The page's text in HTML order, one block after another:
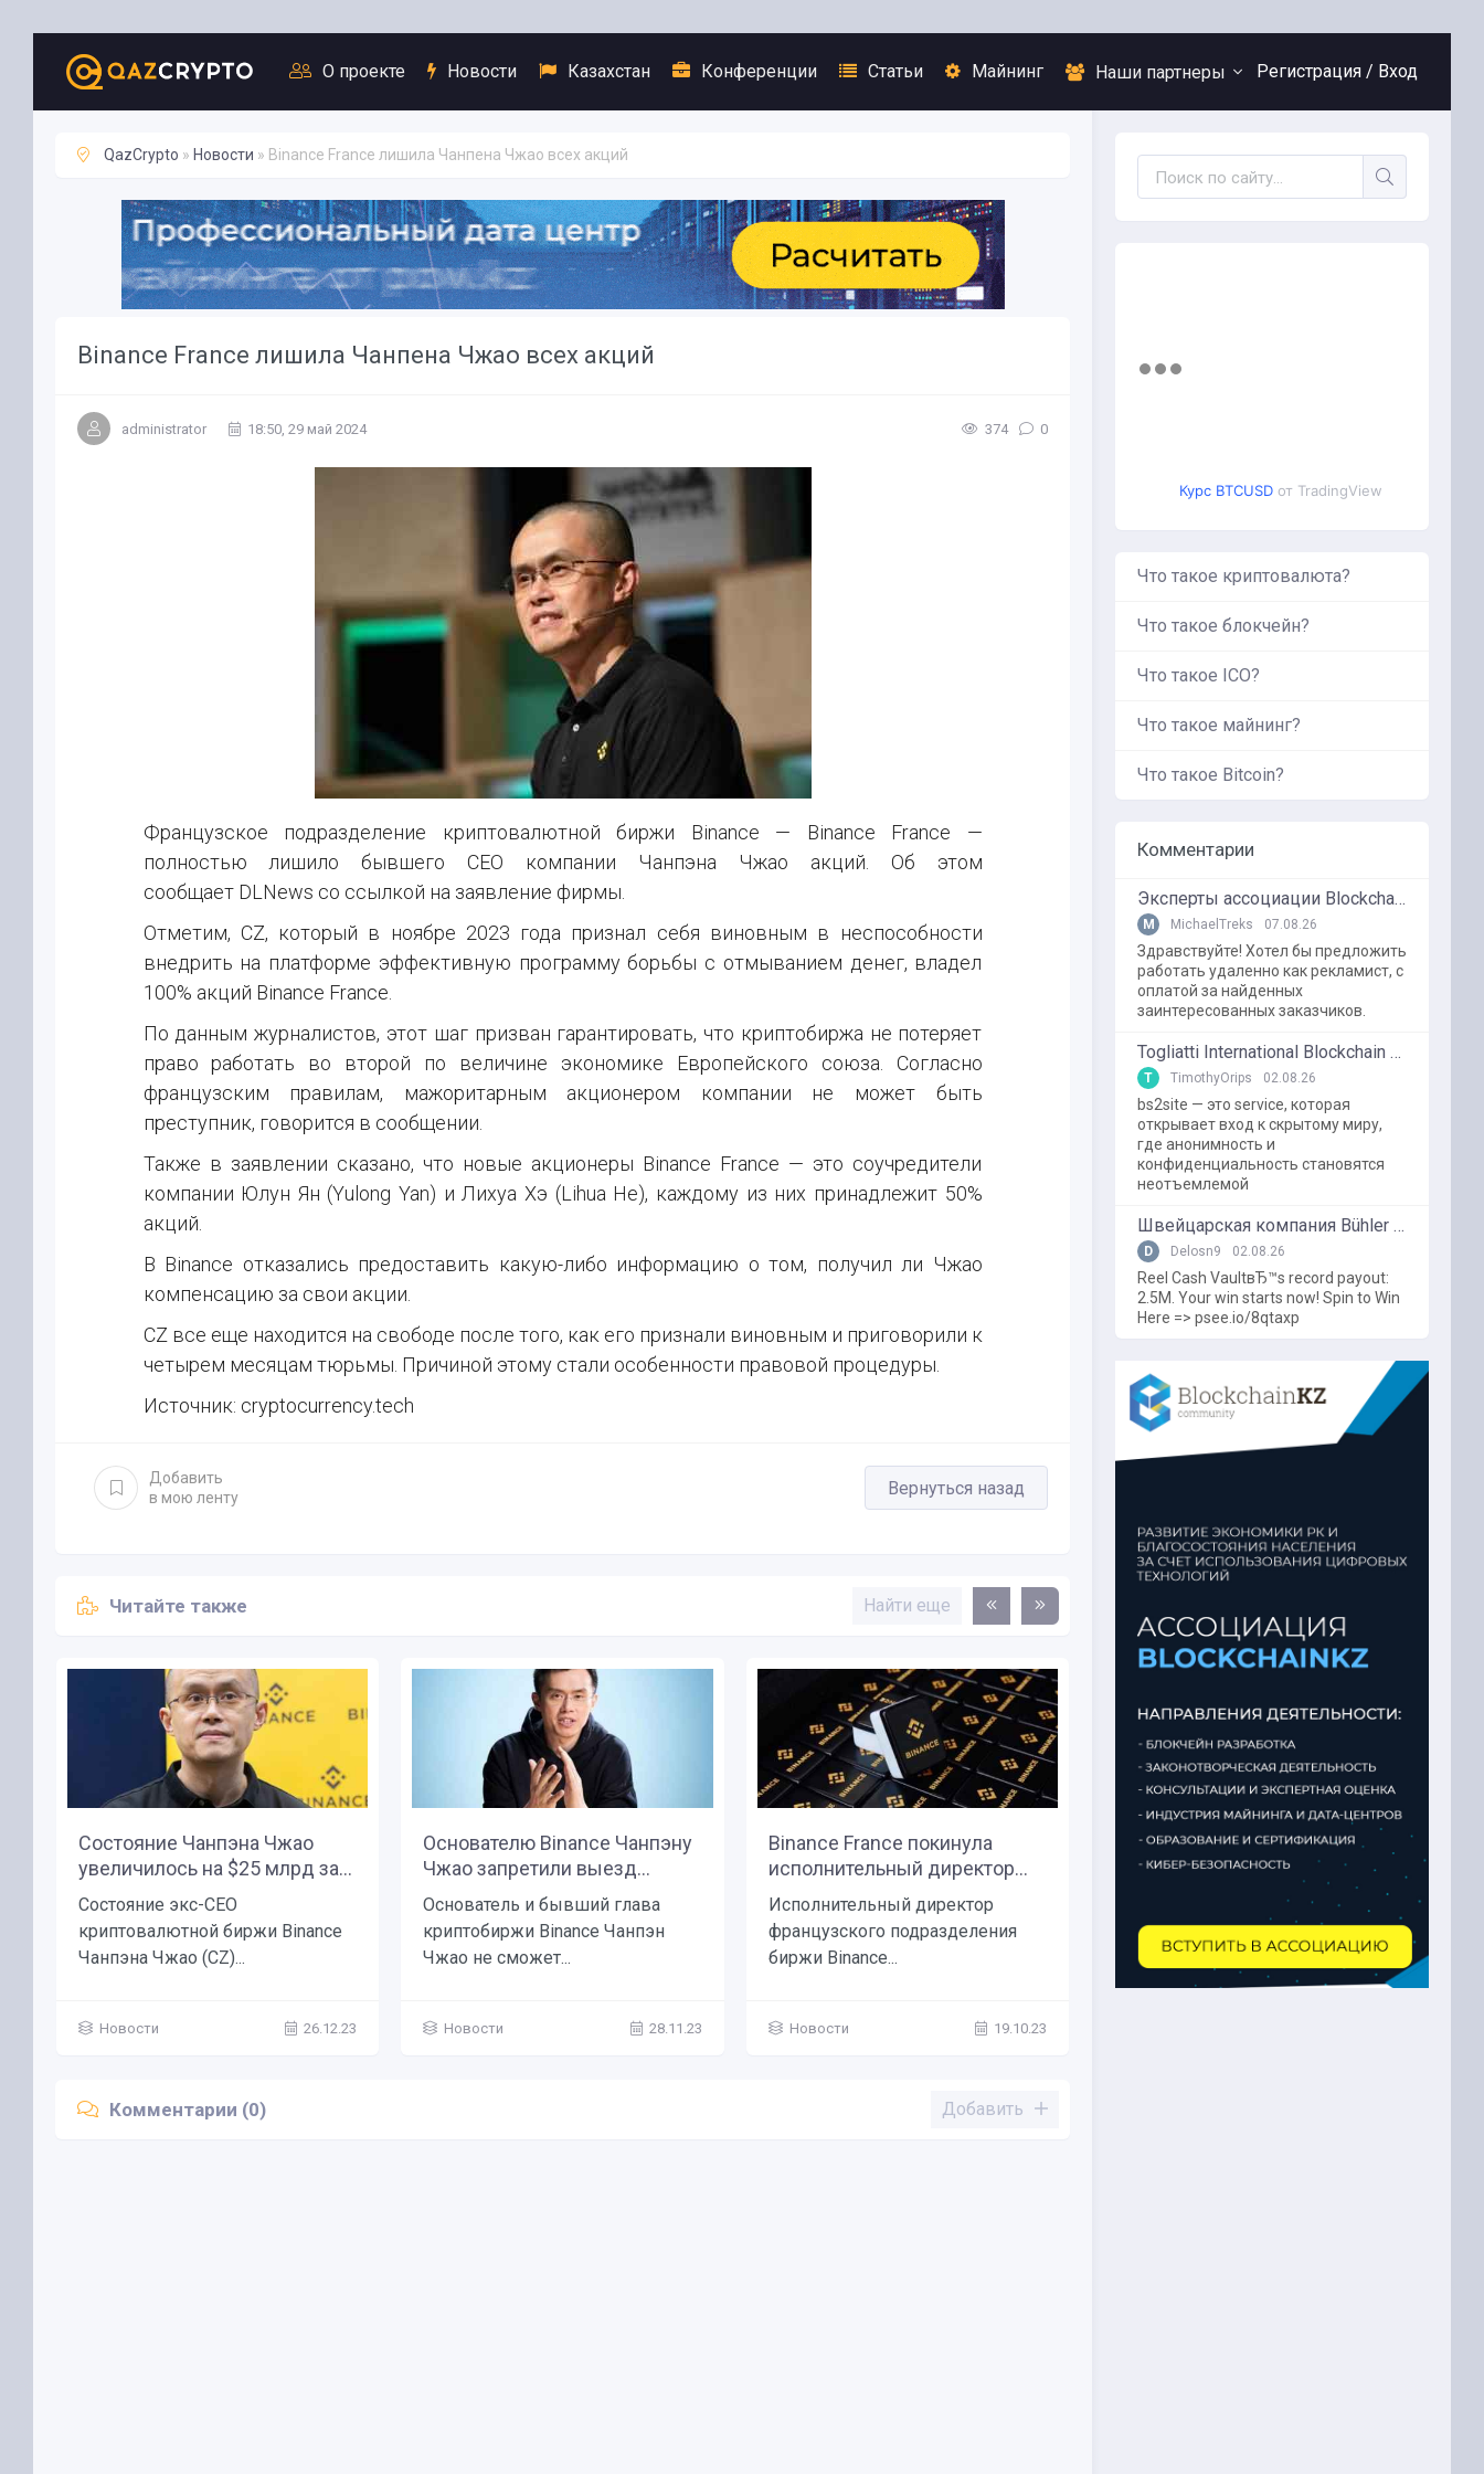
О проекте Новости Казахстан Конференции Статьи Майнинг Наши партнеры Регистрация / Вход
QazCrypto » Новости » Binance France лишила Чанпена Чжао всех акций
Binance France лишила Чанпена Чжао всех акций
Новости
administrator 18:50, 29 май 2024 374 0
Французское подразделение криптовалютной биржи Binance — Binance France —
полностью лишило бывшего CEO компании Чанпэна Чжао акций. Об этом
сообщает DLNews со ссылкой на заявление фирмы.
Отметим, CZ, который в ноябре 2023 года признал себя виновным в неспособности
внедрить на платформе эффективную программу борьбы с отмыванием денег, владел
100% акций Binance France.
По данным журналистов, этот шаг призван гарантировать, что криптобиржа не потеряет
право работать во второй по величине экономике Европейского союза. Согласно
французским правилам, мажоритарным акционером компании не может быть
преступник, говорится в сообщении.
Также в заявлении сказано, что новые акционеры Binance France — это соучредители
компании Юлун Ян (Yulong Yan) и Лихуа Хэ (Lihua He), каждому из них принадлежит 50%
акций.
В Binance отказались предоставить какую-либо информацию о том, получил ли Чжао
компенсацию за свои акции.
CZ все еще находится на свободе после того, как его признали виновным и приговорили к
четырем месяцам тюрьмы. Причиной этому стали особенности правовой процедуры.
Источник: cryptocurrency.tech
Добавить
в мою ленту
Вернуться назад
Читайте также Найти еще
Состояние Чанпэна Чжао
увеличилось на $25 млрд за...
Состояние экс-CEO
криптовалютной биржи Binance
Чанпэна Чжао (CZ)...
Новости 26.12.23
Основателю Binance Чанпэну
Чжао запретили выезд...
Основатель и бывший глава
криптобиржи Binance Чанпэн
Чжао не сможет...
Новости 28.11.23
Binance France покинула
исполнительный директор...
Исполнительный директор
французского подразделения
биржи Binance...
Новости 19.10.23
Чанпэн Чжао: Binance Nigeria
— это скам...
CEO Binance Чанпэн Чжао назвал
компанию Binance Nigeria,
которая...
Комментарии (0) Добавить
Курс BTCUSD от TradingView
Что такое криптовалюта?
Что такое блокчейн?
Что такое ICO?
Что такое майнинг?
Что такое Bitcoin?
Комментарии
Эксперты ассоциации BlockchainKZ были приглашенный в г. Туркестан на межрегиональный форум "Финансовая безопастность в эпоху цифровизации и ИИ"
M MichaelTreks 07.08.26
Здравствуйте! Хотел бы предложить
работать удаленно как рекламист, с
оплатой за найденных
заинтересованных заказчиков.
Togliatti International Blockchain Forum
T TimothyOrips 02.08.26
bs2site — это service, которая
открывает вход к скрытому миру,
где анонимность и
конфиденциальность становятся
неотъемлемой
Швейцарская компания Bühler использует блокчейн в пищевой промышленности
D Delosn9 02.08.26
Reel Cash VaultвЂ™s record payout:
2.5M. Your win starts now! Spin to Win
Here => psee.io/8qtaxp